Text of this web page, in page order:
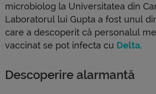
microbiolog la Universitatea din
Laboratorul lui Gupta a fost unul
care a descoperit că personalul
vaccinat se pot infecta cu Delta.
Descoperire alarmantă